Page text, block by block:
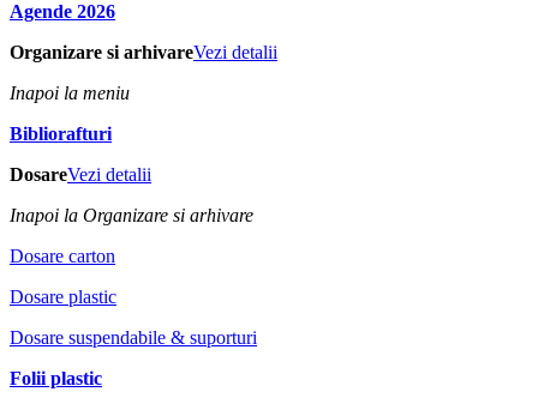
Agende 2026
Organizare si arhivareVezi detalii
Inapoi la meniu
Bibliorafturi
DosareVezi detalii
Inapoi la Organizare si arhivare
Dosare carton
Dosare plastic
Dosare suspendabile & suporturi
Folii plastic